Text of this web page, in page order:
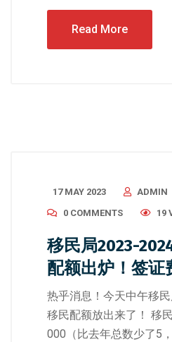
Read More
17 MAY 2023
ADMIN
0 COMMENTS
19
移民局2023-
配额出炉！签证
热乎消息！今天中午移
移民配额放出来了！ 移
000（比去年总数少了5